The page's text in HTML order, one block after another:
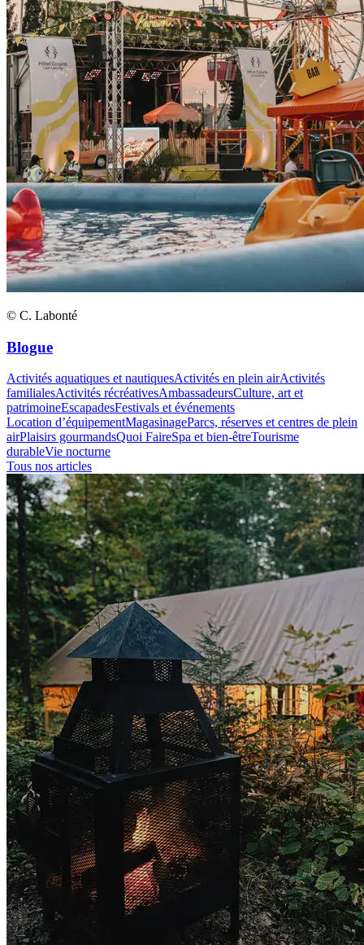
© C. Labonté
Blogue
Activités aquatiques et nautiquesActivités en plein airActivités
familialesActivités récréativesAmbassadeursCulture, art et
patrimoineEscapadesFestivals et événements
Location d’équipementMagasinageParcs, réserves et centres de plein
airPlaisirs gourmandsQuoi FaireSpa et bien-êtreTourisme
durableVie nocturne
Tous nos articles